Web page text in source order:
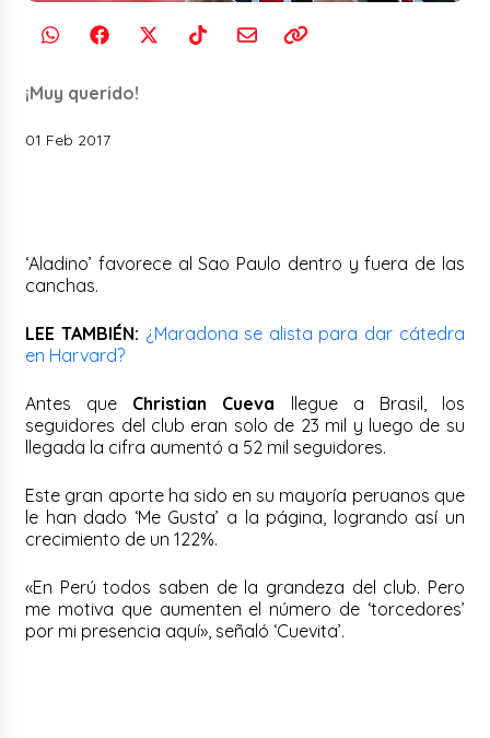
¡Muy querido!
01 Feb 2017
‘Aladino’ favorece al Sao Paulo dentro y fuera de las
canchas.
LEE TAMBIÉN: ¿Maradona se alista para dar cátedra
en Harvard?
Antes que Christian Cueva llegue a Brasil, los
seguidores del club eran solo de 23 mil y luego de su
llegada la cifra aumentó a 52 mil seguidores.
Este gran aporte ha sido en su mayoría peruanos que
le han dado ‘Me Gusta’ a la página, logrando así un
crecimiento de un 122%.
«En Perú todos saben de la grandeza del club. Pero
me motiva que aumenten el número de ‘torcedores’
por mi presencia aquí», señaló ‘Cuevita’.